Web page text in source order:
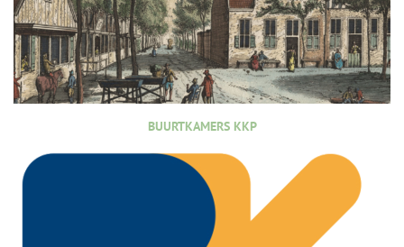
BUURTKAMERS KKP